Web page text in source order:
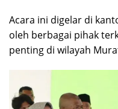
Acara ini digelar di
oleh berbagai pihak
penting di wilayah